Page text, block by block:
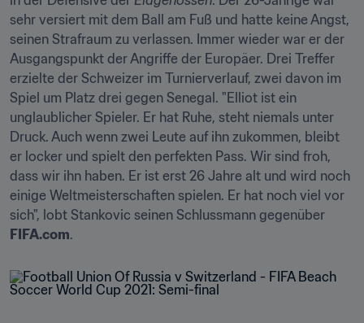
sehr versiert mit dem Ball am Fuß und hatte keine Angst,
seinen Strafraum zu verlassen. Immer wieder war er der
Ausgangspunkt der Angriffe der Europäer. Drei Treffer
erzielte der Schweizer im Turnierverlauf, zwei davon im
Spiel um Platz drei gegen Senegal. "Elliot ist ein
unglaublicher Spieler. Er hat Ruhe, steht niemals unter
Druck. Auch wenn zwei Leute auf ihn zukommen, bleibt
er locker und spielt den perfekten Pass. Wir sind froh,
dass wir ihn haben. Er ist erst 26 Jahre alt und wird noch
einige Weltmeisterschaften spielen. Er hat noch viel vor
FIFA.com.